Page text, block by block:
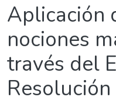
Aplicación
nociones
través del